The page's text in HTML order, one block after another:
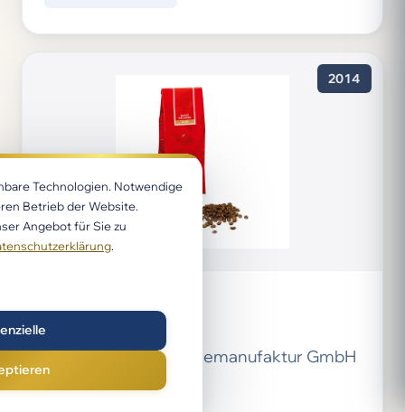
2014
Suave Melange
Hannoversche Kaffeemanufaktur GmbH
Technologien. Notwendige
Betrieb der Website.
Angebot für Sie zu
.